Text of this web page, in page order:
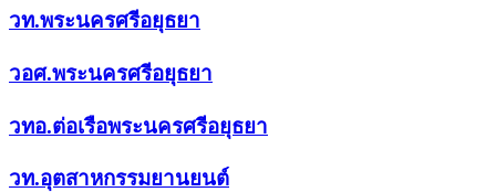
วท.พระนครศรีอยุธยา
วอศ.พระนครศรีอยุธยา
วทอ.ต่อเรือพระนครศรีอยุธยา
วท.อุตสาหกรรมยานยนต์